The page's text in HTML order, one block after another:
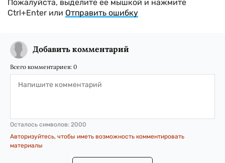
Пожалуйста, выделите ее мышкой и нажмите
Ctrl+Enter или Отправить ошибку
Добавить комментарий
Всего комментариев: 0
Осталось символов: 2000
Авторизуйтесь, чтобы иметь возможность комментировать
материалы